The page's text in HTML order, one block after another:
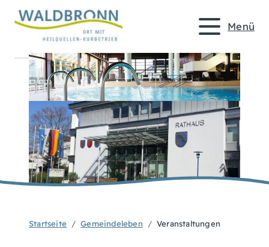
Menü
Startseite Gemeindeleben Veranstaltungen